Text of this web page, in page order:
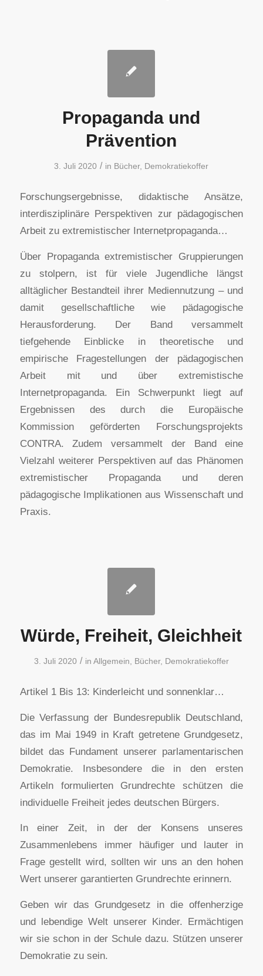
Propaganda und
Prävention
3. Juli 2020 / in Bücher, Demokratiekoffer
Forschungsergebnisse, didaktische Ansätze,
interdisziplinäre Perspektiven zur pädagogischen
Arbeit zu extremistischer Internetpropaganda…
Über Propaganda extremistischer Gruppierungen
zu stolpern, ist für viele Jugendliche längst
alltäglicher Bestandteil ihrer Mediennutzung – und
damit gesellschaftliche wie pädagogische
Herausforderung. Der Band versammelt
tiefgehende Einblicke in theoretische und
empirische Fragestellungen der pädagogischen
Arbeit mit und über extremistische
Internetpropaganda. Ein Schwerpunkt liegt auf
Ergebnissen des durch die Europäische
Kommission geförderten Forschungsprojekts
CONTRA. Zudem versammelt der Band eine
Vielzahl weiterer Perspektiven auf das Phänomen
extremistischer Propaganda und deren
pädagogische Implikationen aus Wissenschaft und
Praxis.
Würde, Freiheit, Gleichheit
3. Juli 2020 / in Allgemein, Bücher, Demokratiekoffer
Artikel 1 Bis 13: Kinderleicht und sonnenklar…
Die Verfassung der Bundesrepublik Deutschland,
das im Mai 1949 in Kraft getretene Grundgesetz,
bildet das Fundament unserer parlamentarischen
Demokratie. Insbesondere die in den ersten
Artikeln formulierten Grundrechte schützen die
individuelle Freiheit jedes deutschen Bürgers.
In einer Zeit, in der der Konsens unseres
Zusammenlebens immer häufiger und lauter in
Frage gestellt wird, sollten wir uns an den hohen
Wert unserer garantierten Grundrechte erinnern.
Geben wir das Grundgesetz in die offenherzige
und lebendige Welt unserer Kinder. Ermächtigen
wir sie schon in der Schule dazu. Stützen unserer
Demokratie zu sein.